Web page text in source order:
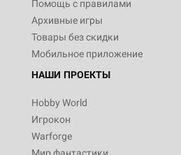
Помощь с правилами
Архивные игры
Товары без скидки
Мобильное приложение
НАШИ ПРОЕКТЫ
Hobby World
Игрокон
Warforge